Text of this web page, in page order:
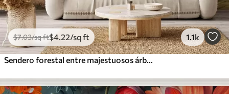
$7.03/sq ft$4 .22/sq ft 1.1k